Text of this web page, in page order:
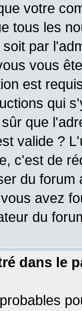
votre
tous les
par
vous
est
qui
que
valide ?
c'est de
du
avez
du
dans le